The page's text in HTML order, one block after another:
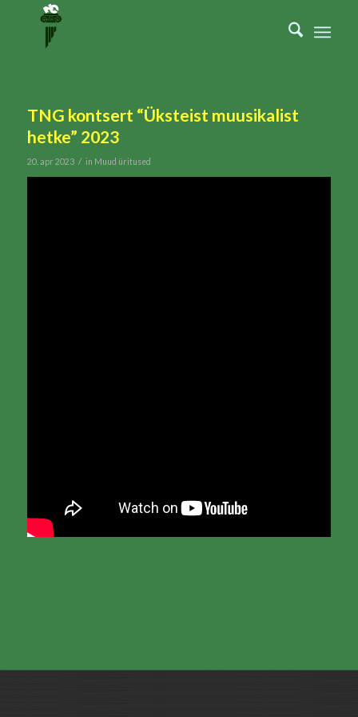
TNG kontsert “Üksteist muusikalist
hetke” 2023
20. apr 2023 / in Muud üritused